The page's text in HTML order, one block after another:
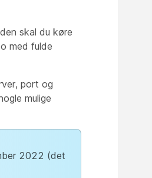
skal du køre
med fulde
port og
mulige
2022 (det